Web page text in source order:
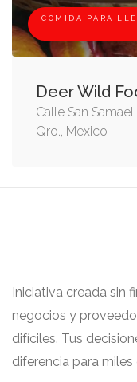
COMIDA PARA
Deer Wild
Calle San
Qro., Mexico
Iniciativa creada sin
negocios y
difíciles. Tus
diferencia para